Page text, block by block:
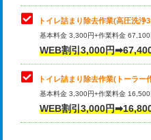
トイレ詰まり除去作業(高圧洗
基本料金 3,300円+作業料金
WEB割引3,000円
トイレ詰まり除去作業(トーラー
基本料金 3,300円+作業料金
WEB割引3,000円